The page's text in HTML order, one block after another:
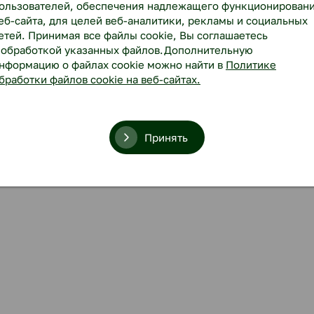
обеспечения надлежащего
сайта, для целей веб-аналитики, рекламы и социальных
Принимая все файлы cookie, Вы соглашаетесь
указанных файлов.Дополнительную
о файлах cookie можно найти в Политике
файлов cookie на веб-сайтах.
Принять